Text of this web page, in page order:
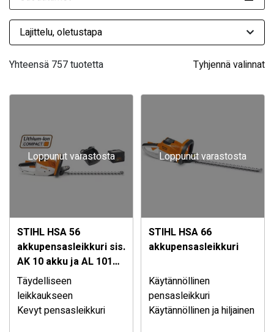
Yhteensä 757 tuotetta Tyhjennä valinnat
Loppunut varastosta
STIHL HSA 56
akkupensasleikkuri sis.
AK 10 akku ja AL 101
laturi
Täydelliseen
leikkaukseen
Kevyt pensasleikkuri
Loppunut varastosta
STIHL HSA 66
akkupensasleikkuri
Käytännöllinen
pensasleikkuri
Käytännöllinen ja hiljainen